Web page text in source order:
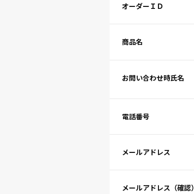
オーダーＩＤ
商品名
お問い合わせ時氏名
電話番号
メールアドレス
メールアドレス（確認）